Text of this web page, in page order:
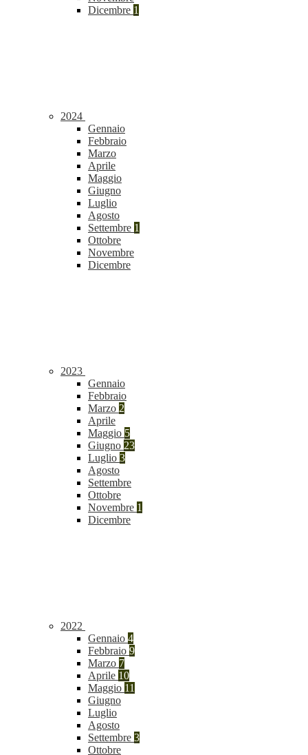
Dicembre 1
2024
Gennaio
Febbraio
Marzo
Aprile
Maggio
Giugno
Luglio
Agosto
Settembre 1
Ottobre
Novembre
Dicembre
2023
Gennaio
Febbraio
Marzo 2
Aprile
Maggio 5
Giugno 23
Luglio 3
Agosto
Settembre
Ottobre
Novembre 1
Dicembre
2022
Gennaio 4
Febbraio 9
Marzo 7
Aprile 10
Maggio 11
Giugno
Luglio
Agosto
Settembre 3
Ottobre